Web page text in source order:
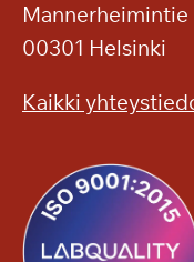
Mannerheimintie
00301 Helsinki
Kaikki